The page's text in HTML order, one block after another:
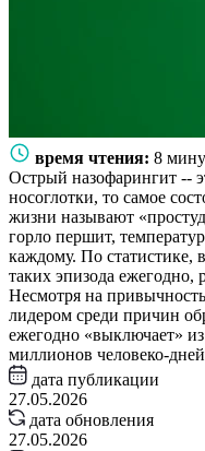
время чтения: 8
Острый назофарингит --
носоглотки, то самое
жизни называют
горло першит,
каждому. По статистике,
таких эпизода ежегодно,
Несмотря на
лидером среди причин
ежегодно «выключает»
миллионов человеко-
дата публикации
27.05.2026
дата обновления
27.05.2026